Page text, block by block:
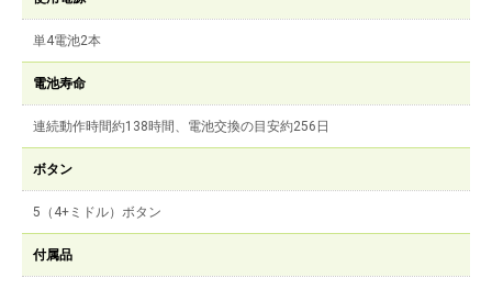
単4電池2本
電池寿命
連続動作時間約138時間、電池交換の目安約256日
ボタン
5（4+ミドル）ボタン
付属品